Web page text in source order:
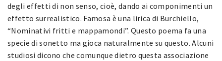
degli effetti di non senso, cioè, dando ai componimenti un
effetto surrealistico. Famosa è una lirica di Burchiello,
“Nominativi fritti e mappamondi”. Questo poema fa una
specie di sonetto ma gioca naturalmente su questo. Alcuni
studiosi dicono che comunque dietro questa associazione